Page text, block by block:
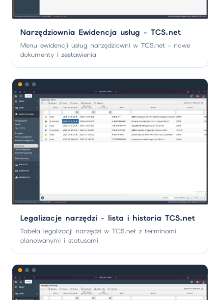
Narzędziownia Ewidencja usług - TCS.net
Menu ewidencji usług narzędziowni w TCS.net - nowe
dokumenty i zestawienia
Legalizacje narzędzi - lista i historia TCS.net
Tabela legalizacji narzędzi w TCS.net z terminami
planowanymi i statusami